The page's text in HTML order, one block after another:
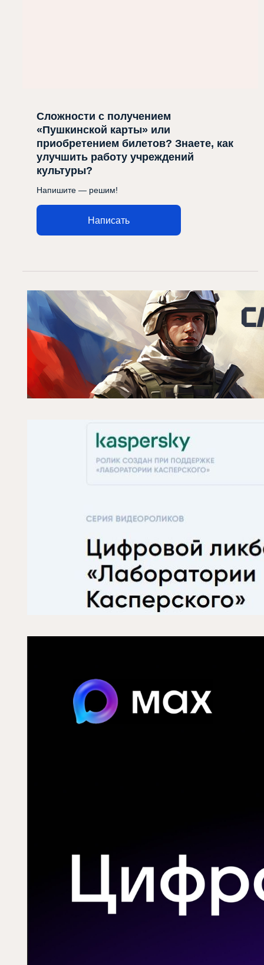
Сложности с получением
«Пушкинской карты» или
приобретением билетов? Знаете, как
улучшить работу учреждений
культуры?
Напишите — решим!
Написать